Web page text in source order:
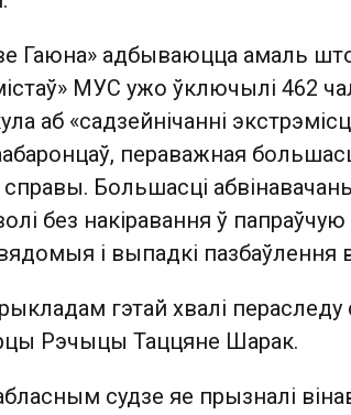
Гаюна» адбываюцца амаль
МУС ужо ўключылі 462
аб «садзейнічанні
пераважная
справы. Большасці
без накіравання ў
і выпадкі пазбаўлення
гэтай хвалі пераследу
Рэчыцы Таццяне Шарак.
судзе яе прызналі